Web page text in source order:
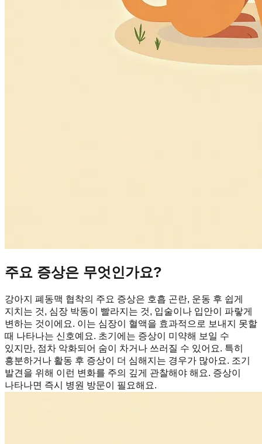
주요 증상은 무엇인가요?
강아지 폐동맥 협착의 주요 증상은 호흡 곤란, 운동 후 쉽게
지치는 것, 심장 박동이 빨라지는 것, 입술이나 입안이 파랗게
변하는 것이에요. 이는 심장이 혈액을 효과적으로 보내지 못할
때 나타나는 신호예요. 초기에는 증상이 미약해 보일 수
있지만, 점차 악화되어 숨이 차거나 쓰러질 수 있어요. 특히
흥분하거나 활동 후 증상이 더 심해지는 경우가 많아요. 조기
발견을 위해 이런 변화를 주의 깊게 관찰해야 해요. 증상이
나타나면 즉시 병원 방문이 필요해요.